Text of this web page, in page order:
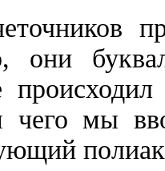
они
чего мы